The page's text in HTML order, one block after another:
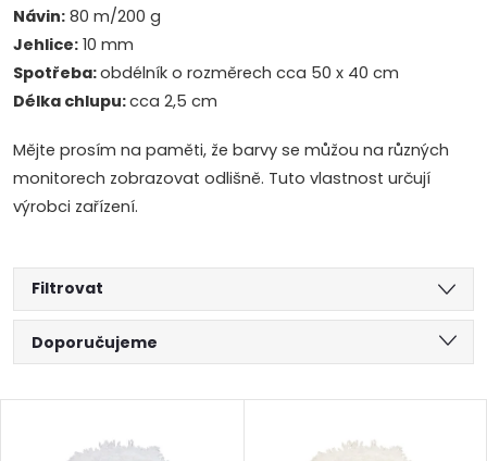
Návin: 80 m/200 g
Jehlice: 10 mm
Spotřeba:obdélník o rozměrech cca 50 x 40 cm
Délka chlupu:cca 2,5 cm
Mějte prosím na paměti, že barvy se můžou na různých
monitorech zobrazovat odlišně. Tuto vlastnost určují
výrobci zařízení.
Filtrovat
Ř
a
Doporučujeme